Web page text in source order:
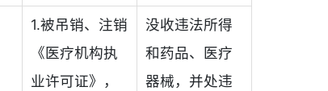
1.被吊销、注销
《医疗机构执
业许可证》，
没收违法所得
和药品、医疗
器械，并处违